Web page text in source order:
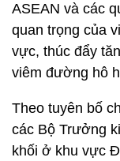
ASEAN và các
quan trọng của
vực, thúc đẩy
viêm đường hô
Theo tuyên bố
các Bộ Trưởng
khối ở khu vực